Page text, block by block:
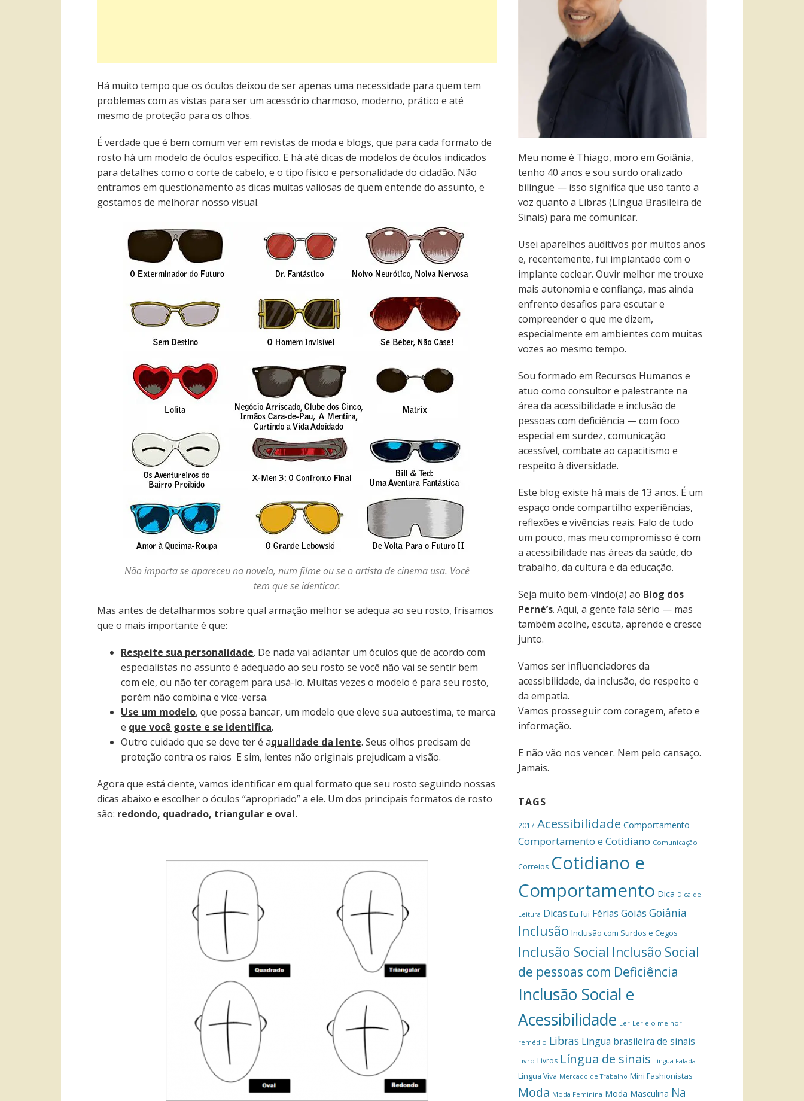
Há muito tempo que os óculos deixou de ser apenas uma necessidade para quem tem
problemas com as vistas para ser um acessório charmoso, moderno, prático e até
mesmo de proteção para os olhos.
É verdade que é bem comum ver em revistas de moda e blogs, que para cada formato de
rosto há um modelo de óculos específico. E há até dicas de modelos de óculos indicados
para detalhes como o corte de cabelo, e o tipo físico e personalidade do cidadão. Não
entramos em questionamento as dicas muitas valiosas de quem entende do assunto, e
gostamos de melhorar nosso visual.
Não importa se apareceu na novela, num filme ou se o artista de cinema usa. Você
tem que se identicar.
Mas antes de detalharmos sobre qual armação melhor se adequa ao seu rosto, frisamos
que o mais importante é que:
Respeite sua personalidade. De nada vai adiantar um óculos que de acordo com
especialistas no assunto é adequado ao seu rosto se você não vai se sentir bem
com ele, ou não ter coragem para usá-lo. Muitas vezes o modelo é para seu rosto,
porém não combina e vice-versa.
Use um modelo, que possa bancar, um modelo que eleve sua autoestima, te marca
e que você goste e se identifica.
Outro cuidado que se deve ter é aqualidade da lente. Seus olhos precisam de
proteção contra os raios E sim, lentes não originais prejudicam a visão.
Agora que está ciente, vamos identificar em qual formato que seu rosto seguindo nossas
dicas abaixo e escolher o óculos “apropriado” a ele. Um dos principais formatos de rosto
são: redondo, quadrado, triangular e oval.
Meu nome é Thiago, moro em Goiânia,
tenho 40 anos e sou surdo oralizado
bilíngue — isso significa que uso tanto a
voz quanto a Libras (Língua Brasileira de
Sinais) para me comunicar.
Usei aparelhos auditivos por muitos anos
e, recentemente, fui implantado com o
implante coclear. Ouvir melhor me trouxe
mais autonomia e confiança, mas ainda
enfrento desafios para escutar e
compreender o que me dizem,
especialmente em ambientes com muitas
vozes ao mesmo tempo.
Sou formado em Recursos Humanos e
atuo como consultor e palestrante na
área da acessibilidade e inclusão de
pessoas com deficiência — com foco
especial em surdez, comunicação
acessível, combate ao capacitismo e
respeito à diversidade.
Este blog existe há mais de 13 anos. É um
espaço onde compartilho experiências,
reflexões e vivências reais. Falo de tudo
um pouco, mas meu compromisso é com
a acessibilidade nas áreas da saúde, do
trabalho, da cultura e da educação.
Seja muito bem-vindo(a) ao Blog dos
Perné’s. Aqui, a gente fala sério — mas
também acolhe, escuta, aprende e cresce
junto.
Vamos ser influenciadores da
acessibilidade, da inclusão, do respeito e
da empatia.
Vamos prosseguir com coragem, afeto e
informação.
E não vão nos vencer. Nem pelo cansaço.
Jamais.
TAGS
2017 Acessibilidade Comportamento
Comportamento e Cotidiano Comunicação
Correios Cotidiano e
Comportamento Dica Dica de
Leitura Dicas Eu fui Férias Goiás Goiânia
Inclusão Inclusão com Surdos e Cegos
Inclusão Social Inclusão Social
de pessoas com Deficiência
Inclusão Social e
Acessibilidade Ler Ler é o melhor
remédio Libras Lingua brasileira de sinais
Livro Livros Língua de sinais Língua Falada
Língua Viva Mercado de Trabalho Mini Fashionistas
Moda Moda Feminina Moda Masculina Na